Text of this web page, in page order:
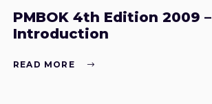
PMBOK 4th Edition 2009 –
Introduction
READ MORE